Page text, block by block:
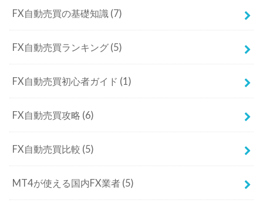
FX自動売買の基礎知識 (7)
FX自動売買ランキング (5)
FX自動売買初心者ガイド (1)
FX自動売買攻略 (6)
FX自動売買比較 (5)
MT4が使える国内FX業者 (5)